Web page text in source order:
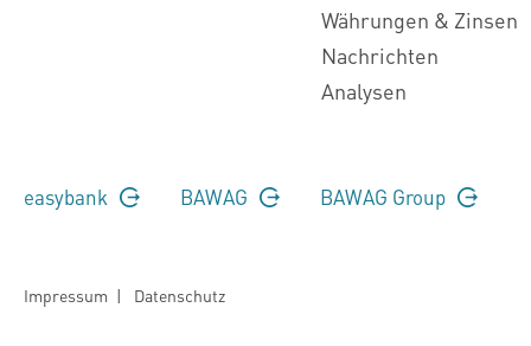
Währungen & Zinsen
Nachrichten
Analysen
easybank BAWAG BAWAG Group
Impressum | Datenschutz